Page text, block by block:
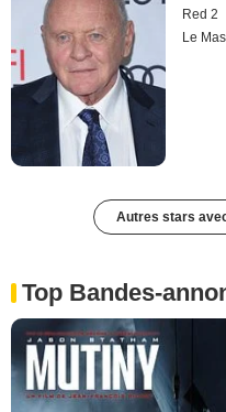
Red 2
Le
Autres stars
Top Bandes-